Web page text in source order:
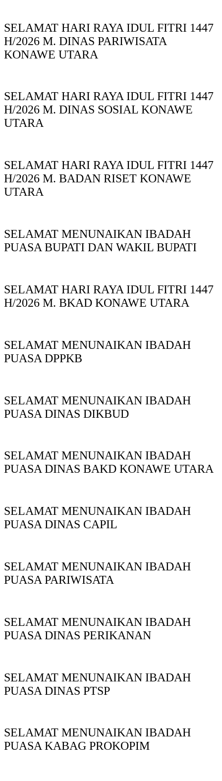
SELAMAT HARI RAYA IDUL FITRI 1447
H/2026 M. DINAS PARIWISATA
KONAWE UTARA
SELAMAT HARI RAYA IDUL FITRI 1447
H/2026 M. DINAS SOSIAL KONAWE
UTARA
SELAMAT HARI RAYA IDUL FITRI 1447
H/2026 M. BADAN RISET KONAWE
UTARA
SELAMAT MENUNAIKAN IBADAH
PUASA BUPATI DAN WAKIL BUPATI
SELAMAT HARI RAYA IDUL FITRI 1447
H/2026 M. BKAD KONAWE UTARA
SELAMAT MENUNAIKAN IBADAH
PUASA DPPKB
SELAMAT MENUNAIKAN IBADAH
PUASA DINAS DIKBUD
SELAMAT MENUNAIKAN IBADAH
PUASA DINAS BAKD KONAWE UTARA
SELAMAT MENUNAIKAN IBADAH
PUASA DINAS CAPIL
SELAMAT MENUNAIKAN IBADAH
PUASA PARIWISATA
SELAMAT MENUNAIKAN IBADAH
PUASA DINAS PERIKANAN
SELAMAT MENUNAIKAN IBADAH
PUASA DINAS PTSP
SELAMAT MENUNAIKAN IBADAH
PUASA KABAG PROKOPIM